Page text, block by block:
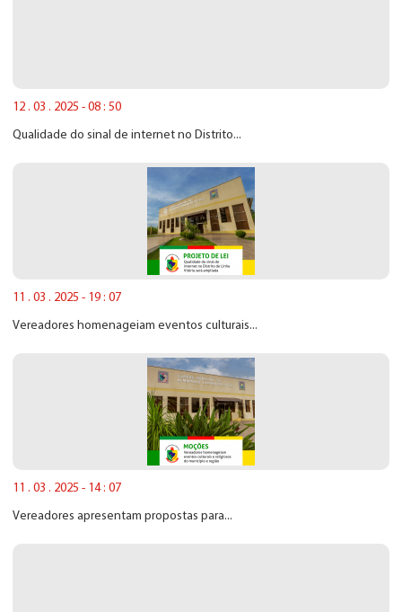
12 . 03 . 2025 - 08 : 50
Qualidade do sinal de internet no Distrito...
11 . 03 . 2025 - 19 : 07
Vereadores homenageiam eventos culturais...
11 . 03 . 2025 - 14 : 07
Vereadores apresentam propostas para...